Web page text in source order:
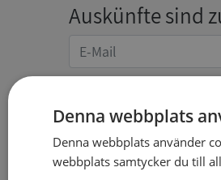
Auskünfte sind
Angaben zur
Denna webbplats
Denna webbplats använder
webbplats samtycker du till